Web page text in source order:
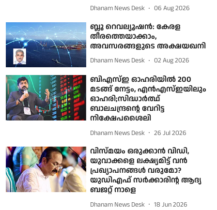
Dhanam News Desk 06 Aug 2026
ബ്ലൂ റെവല്യൂഷന്‍: കേരള
തീരത്തെയാക്കാം,
അവസരങ്ങളുടെ അക്ഷയഖനി
Dhanam News Desk 02 Aug 2026
ബിഎസ്ഇ ഓഹരിയില്‍ 200
മടങ്ങ് നേട്ടം, എന്‍എസ്ഇയിലും
ഓഹരി;സിദ്ധാര്‍ത്ഥ്
ബാലചന്ദ്രന്റെ വേറിട്ട
നിക്ഷേപശൈലി
Dhanam News Desk 26 Jul 2026
വിസ്മയം ഒരുക്കാന്‍ വിഡി,
യുവാക്കളെ ലക്ഷ്യമിട്ട് വന്‍
പ്രഖ്യാപനങ്ങള്‍ വരുമോ?
യുഡിഎഫ് സര്‍ക്കാരിന്റ ആദ്യ
ബജറ്റ് നാളെ
Dhanam News Desk 18 Jun 2026